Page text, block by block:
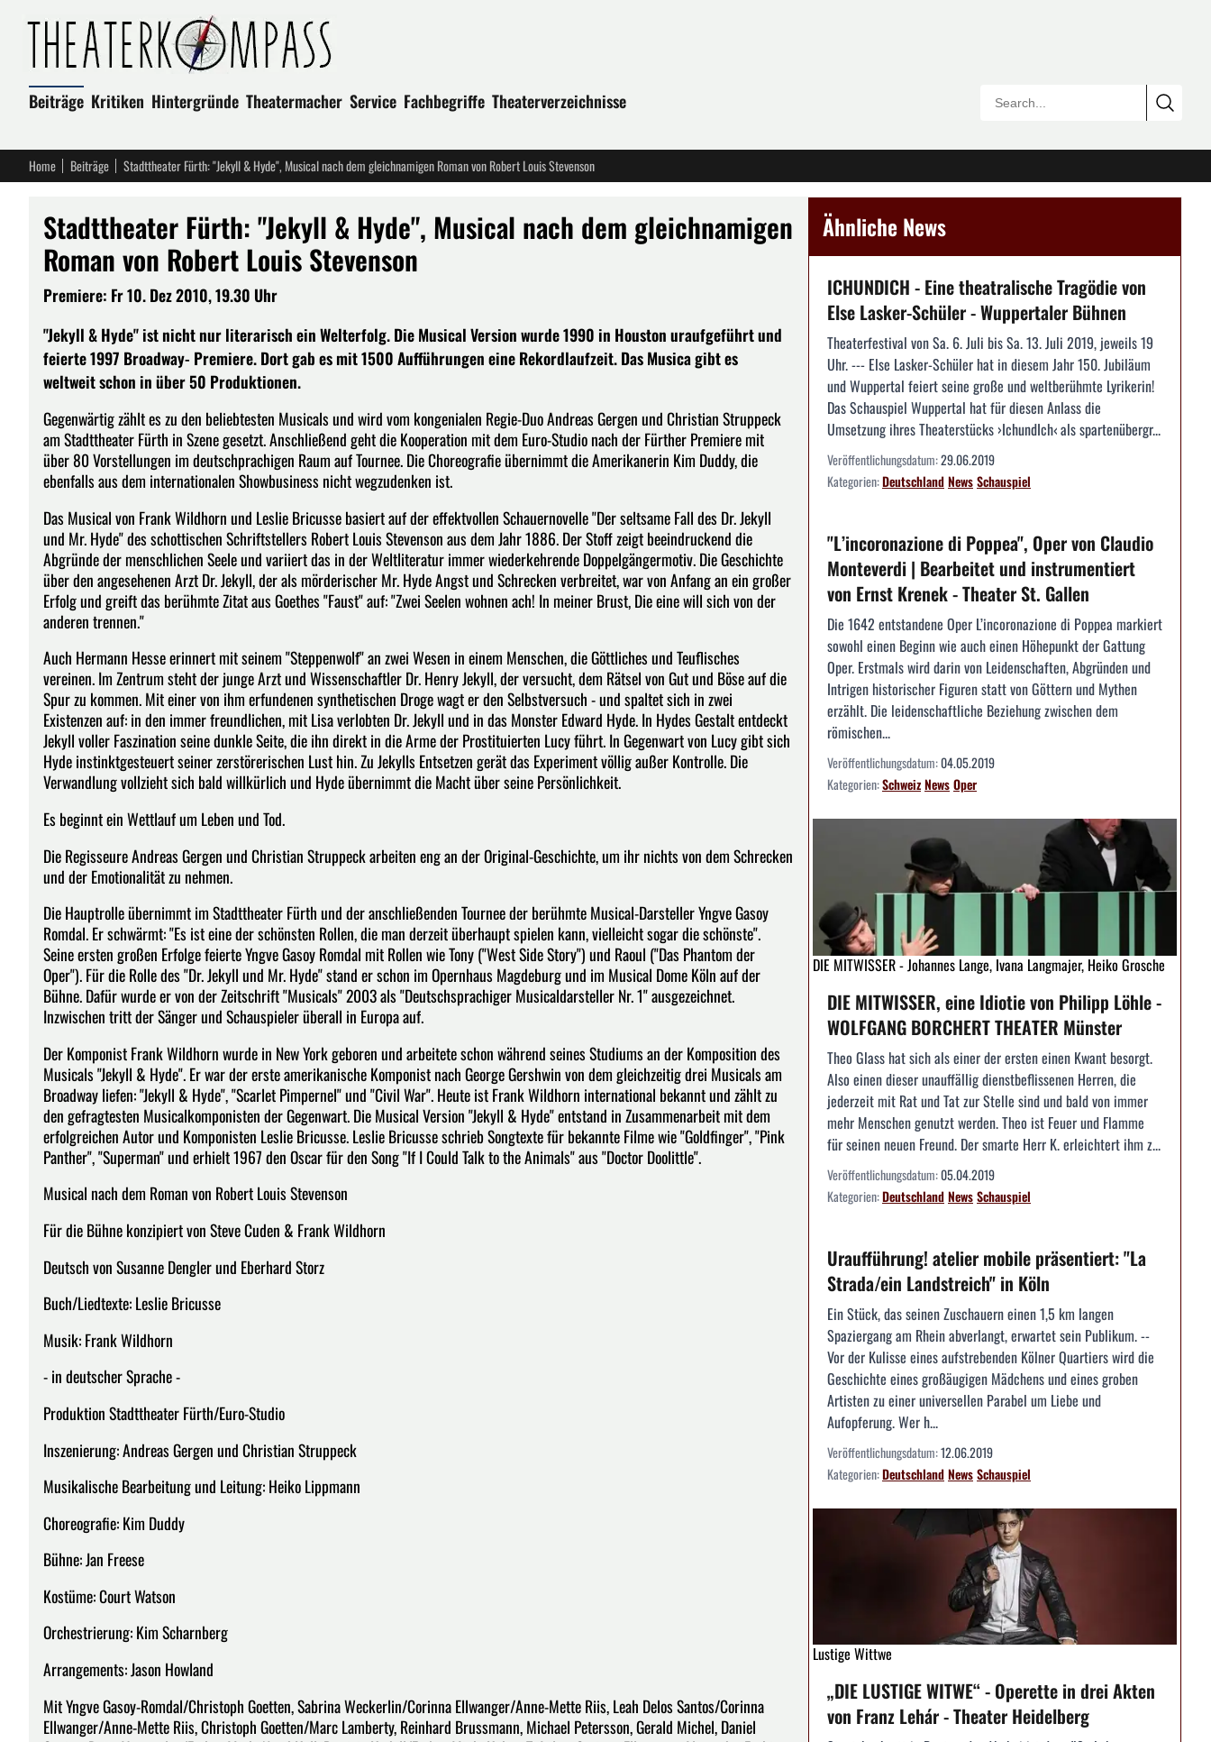
Beiträge Kritiken Hintergründe Theatermacher Service Fachbegriffe Theaterverzeichnisse
Home Beiträge Stadttheater Fürth: "Jekyll & Hyde", Musical nach dem gleichnamigen Roman von Robert Louis Stevenson
Stadttheater Fürth: "Jekyll & Hyde", Musical nach dem gleichnamigen
Roman von Robert Louis Stevenson
Premiere: Fr 10. Dez 2010, 19.30 Uhr
"Jekyll & Hyde" ist nicht nur literarisch ein Welterfolg. Die Musical Version wurde 1990 in Houston uraufgeführt und
feierte 1997 Broadway- Premiere. Dort gab es mit 1500 Aufführungen eine Rekordlaufzeit. Das Musica gibt es
weltweit schon in über 50 Produktionen.
Gegenwärtig zählt es zu den beliebtesten Musicals und wird vom kongenialen Regie-Duo Andreas Gergen und Christian Struppeck
am Stadttheater Fürth in Szene gesetzt. Anschließend geht die Kooperation mit dem Euro-Studio nach der Fürther Premiere mit
über 80 Vorstellungen im deutschprachigen Raum auf Tournee. Die Choreografie übernimmt die Amerikanerin Kim Duddy, die
ebenfalls aus dem internationalen Showbusiness nicht wegzudenken ist.
Das Musical von Frank Wildhorn und Leslie Bricusse basiert auf der effektvollen Schauernovelle "Der seltsame Fall des Dr. Jekyll
und Mr. Hyde" des schottischen Schriftstellers Robert Louis Stevenson aus dem Jahr 1886. Der Stoff zeigt beeindruckend die
Abgründe der menschlichen Seele und variiert das in der Weltliteratur immer wiederkehrende Doppelgängermotiv. Die Geschichte
über den angesehenen Arzt Dr. Jekyll, der als mörderischer Mr. Hyde Angst und Schrecken verbreitet, war von Anfang an ein großer
Erfolg und greift das berühmte Zitat aus Goethes "Faust" auf: "Zwei Seelen wohnen ach! In meiner Brust, Die eine will sich von der
anderen trennen."
Auch Hermann Hesse erinnert mit seinem "Steppenwolf" an zwei Wesen in einem Menschen, die Göttliches und Teuflisches
vereinen. Im Zentrum steht der junge Arzt und Wissenschaftler Dr. Henry Jekyll, der versucht, dem Rätsel von Gut und Böse auf die
Spur zu kommen. Mit einer von ihm erfundenen synthetischen Droge wagt er den Selbstversuch - und spaltet sich in zwei
Existenzen auf: in den immer freundlichen, mit Lisa verlobten Dr. Jekyll und in das Monster Edward Hyde. In Hydes Gestalt entdeckt
Jekyll voller Faszination seine dunkle Seite, die ihn direkt in die Arme der Prostituierten Lucy führt. In Gegenwart von Lucy gibt sich
Hyde instinktgesteuert seiner zerstörerischen Lust hin. Zu Jekylls Entsetzen gerät das Experiment völlig außer Kontrolle. Die
Verwandlung vollzieht sich bald willkürlich und Hyde übernimmt die Macht über seine Persönlichkeit.
Es beginnt ein Wettlauf um Leben und Tod.
Die Regisseure Andreas Gergen und Christian Struppeck arbeiten eng an der Original-Geschichte, um ihr nichts von dem Schrecken
und der Emotionalität zu nehmen.
Die Hauptrolle übernimmt im Stadttheater Fürth und der anschließenden Tournee der berühmte Musical-Darsteller Yngve Gasoy
Romdal. Er schwärmt: "Es ist eine der schönsten Rollen, die man derzeit überhaupt spielen kann, vielleicht sogar die schönste".
Seine ersten großen Erfolge feierte Yngve Gasoy Romdal mit Rollen wie Tony ("West Side Story") und Raoul ("Das Phantom der
Oper"). Für die Rolle des "Dr. Jekyll und Mr. Hyde" stand er schon im Opernhaus Magdeburg und im Musical Dome Köln auf der
Bühne. Dafür wurde er von der Zeitschrift "Musicals" 2003 als "Deutschsprachiger Musicaldarsteller Nr. 1" ausgezeichnet.
Inzwischen tritt der Sänger und Schauspieler überall in Europa auf.
Der Komponist Frank Wildhorn wurde in New York geboren und arbeitete schon während seines Studiums an der Komposition des
Musicals "Jekyll & Hyde". Er war der erste amerikanische Komponist nach George Gershwin von dem gleichzeitig drei Musicals am
Broadway liefen: "Jekyll & Hyde", "Scarlet Pimpernel" und "Civil War". Heute ist Frank Wildhorn international bekannt und zählt zu
den gefragtesten Musicalkomponisten der Gegenwart. Die Musical Version "Jekyll & Hyde" entstand in Zusammenarbeit mit dem
erfolgreichen Autor und Komponisten Leslie Bricusse. Leslie Bricusse schrieb Songtexte für bekannte Filme wie "Goldfinger", "Pink
Panther", "Superman" und erhielt 1967 den Oscar für den Song "If I Could Talk to the Animals" aus "Doctor Doolittle".
Musical nach dem Roman von Robert Louis Stevenson
Für die Bühne konzipiert von Steve Cuden & Frank Wildhorn
Deutsch von Susanne Dengler und Eberhard Storz
Buch/Liedtexte: Leslie Bricusse
Musik: Frank Wildhorn
- in deutscher Sprache -
Produktion Stadttheater Fürth/Euro-Studio
Inszenierung: Andreas Gergen und Christian Struppeck
Musikalische Bearbeitung und Leitung: Heiko Lippmann
Choreografie: Kim Duddy
Bühne: Jan Freese
Kostüme: Court Watson
Orchestrierung: Kim Scharnberg
Arrangements: Jason Howland
Mit Yngve Gasoy-Romdal/Christoph Goetten, Sabrina Weckerlin/Corinna Ellwanger/Anne-Mette Riis, Leah Delos Santos/Corinna
Ellwanger/Anne-Mette Riis, Christoph Goetten/Marc Lamberty, Reinhard Brussmann, Michael Petersson, Gerald Michel, Daniel
Ähnliche News
ICHUNDICH - Eine theatralische Tragödie von
Else Lasker-Schüler - Wuppertaler Bühnen
Theaterfestival von Sa. 6. Juli bis Sa. 13. Juli 2019, jeweils 19
Uhr. --- Else Lasker-Schüler hat in diesem Jahr 150. Jubiläum
und Wuppertal feiert seine große und weltberühmte Lyrikerin!
Das Schauspiel Wuppertal hat für diesen Anlass die
Umsetzung ihres Theaterstücks ›IchundIch‹ als spartenübergr...
Veröffentlichungsdatum:29.06.2019
Kategorien:DeutschlandNewsSchauspiel
"L’incoronazione di Poppea", Oper von Claudio
Monteverdi | Bearbeitet und instrumentiert
von Ernst Krenek - Theater St. Gallen
Die 1642 entstandene Oper L’incoronazione di Poppea markiert
sowohl einen Beginn wie auch einen Höhepunkt der Gattung
Oper. Erstmals wird darin von Leidenschaften, Abgründen und
Intrigen historischer Figuren statt von Göttern und Mythen
erzählt. Die leidenschaftliche Beziehung zwischen dem
römischen...
Veröffentlichungsdatum:04.05.2019
Kategorien:SchweizNewsOper
DIE MITWISSER - Johannes Lange, Ivana Langmajer, Heiko Grosche
DIE MITWISSER, eine Idiotie von Philipp Löhle -
WOLFGANG BORCHERT THEATER Münster
Theo Glass hat sich als einer der ersten einen Kwant besorgt.
Also einen dieser unauffällig dienstbeflissenen Herren, die
jederzeit mit Rat und Tat zur Stelle sind und bald von immer
mehr Menschen genutzt werden. Theo ist Feuer und Flamme
für seinen neuen Freund. Der smarte Herr K. erleichtert ihm z...
Veröffentlichungsdatum:05.04.2019
Kategorien:DeutschlandNewsSchauspiel
Uraufführung! atelier mobile präsentiert: "La
Strada/ein Landstreich" in Köln
Ein Stück, das seinen Zuschauern einen 1,5 km langen
Spaziergang am Rhein abverlangt, erwartet sein Publikum. --
Vor der Kulisse eines aufstrebenden Kölner Quartiers wird die
Geschichte eines großäugigen Mädchens und eines groben
Artisten zu einer universellen Parabel um Liebe und
Aufopferung. Wer h...
Veröffentlichungsdatum:12.06.2019
Kategorien:DeutschlandNewsSchauspiel
Lustige Wittwe
„DIE LUSTIGE WITWE“ - Operette in drei Akten
von Franz Lehár - Theater Heidelberg